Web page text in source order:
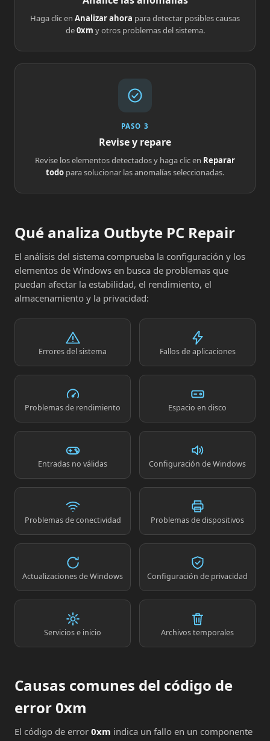
Haga clic en Analizar ahora para detectar posibles causas
de0xm y otros problemas del sistema.
PASO 3
Revise y repare
Revise los elementos detectados y haga clic en Reparar
todo para solucionar las anomalías seleccionadas.
Qué analiza Outbyte PC Repair
El análisis del sistema comprueba la configuración y los
elementos de Windows en busca de problemas que
puedan afectar la estabilidad, el rendimiento, el
almacenamiento y la privacidad:
Errores del sistema Fallos de aplicaciones
Problemas de rendimiento Espacio en disco
Entradas no válidas Configuración de Windows
Problemas de conectividad Problemas de dispositivos
Actualizaciones de Windows Configuración de privacidad
Servicios e inicio Archivos temporales
Causas comunes del código de
error 0xm
El código de error 0xm indica un fallo en un componente